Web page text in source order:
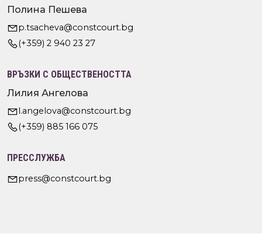
Полина Пешева
p.tsacheva@constcourt.bg
(+359) 2 940 23 27
ВРЪЗКИ С ОБЩЕСТВЕНОСТТА
Лилия Ангелова
l.angelova@constcourt.bg
(+359) 885 166 075
ПРЕССЛУЖБА
press@constcourt.bg